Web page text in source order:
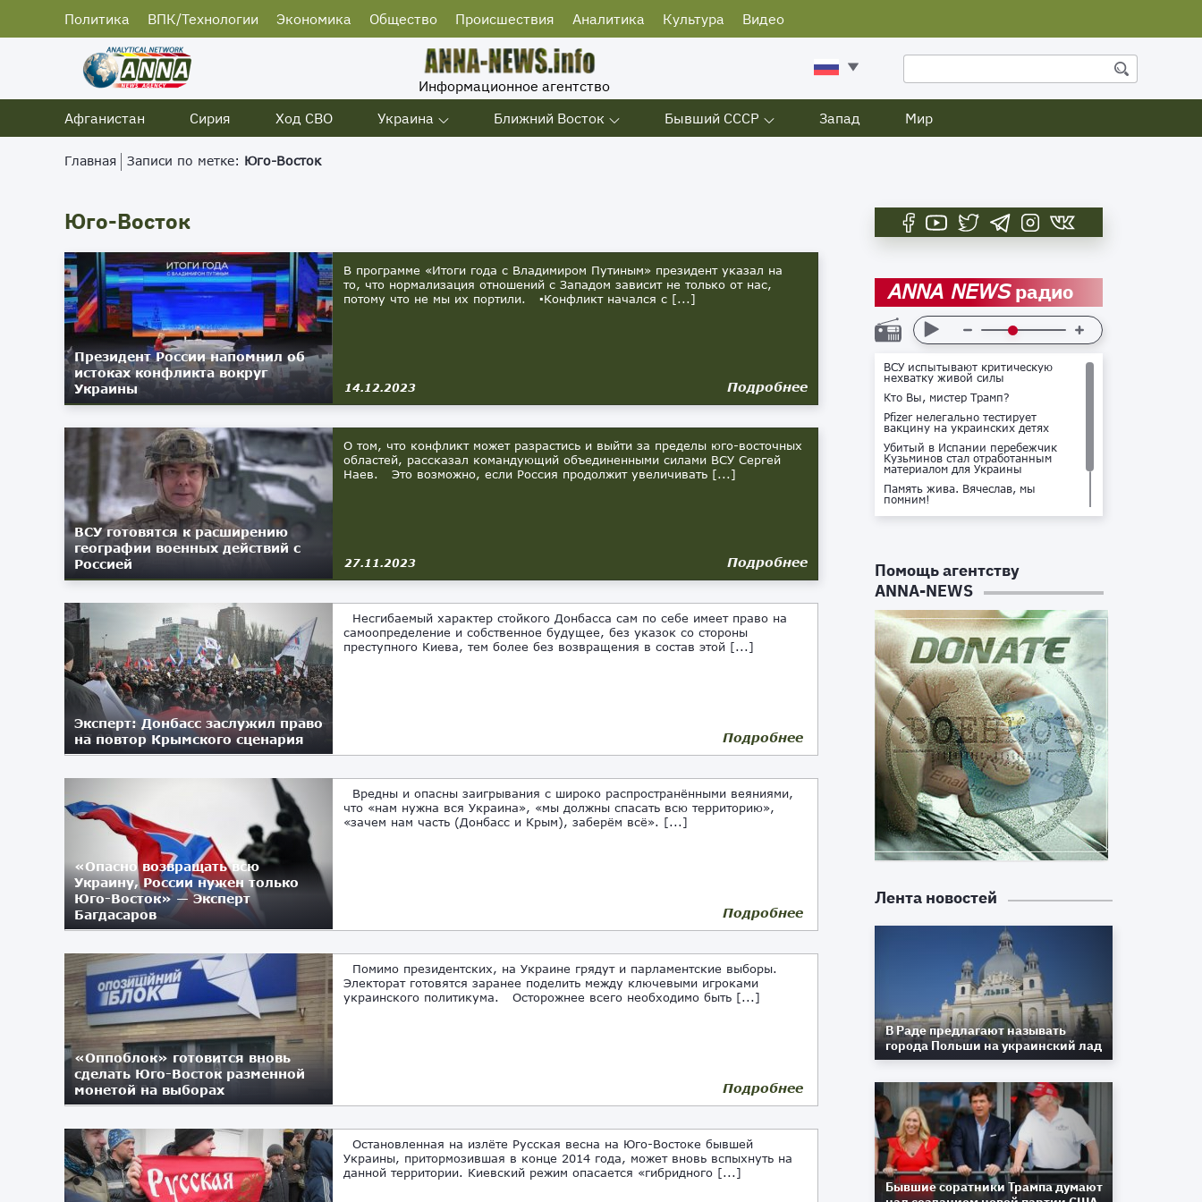
Политика ВПК/Технологии Экономика Общество Происшествия Аналитика Культура Видео
Информационное агентство
Афганистан
Сирия Ход СВО Украина Ближний Восток Бывший СССР Запад Мир
Главная Записи по метке: Юго-Восток
Юго-Восток
Президент России напомнил об
истоках конфликта вокруг
Украины
В программе «Итоги года с Владимиром Путиным» президент указал на
то, что нормализация отношений с Западом зависит не только от нас,
потому что не мы их портили. ▪️Конфликт начался с [...]
14.12.2023 Подробнее
ВСУ готовятся к расширению
географии военных действий с
Россией
О том, что конфликт может разрастись и выйти за пределы юго-восточных
областей, рассказал командующий объединенными силами ВСУ Сергей
Наев. Это возможно, если Россия продолжит увеличивать [...]
27.11.2023 Подробнее
Эксперт: Донбасс заслужил право
на повтор Крымского сценария
Несгибаемый характер стойкого Донбасса сам по себе имеет право на
самоопределение и собственное будущее, без указок со стороны
преступного Киева, тем более без возвращения в состав этой [...]
17.02.2019 Подробнее
«Опасно возвращать всю
Украину, России нужен только
Юго-Восток» — Эксперт
Багдасаров
Вредны и опасны заигрывания с широко распространёнными веяниями,
что «нам нужна вся Украина», «мы должны спасать всю территорию»,
«зачем нам часть (Донбасс и Крым), заберём всё». [...]
09.02.2019 Подробнее
«Оппоблок» готовится вновь
сделать Юго-Восток разменной
монетой на выборах
Помимо президентских, на Украине грядут и парламентские выборы.
Электорат готовятся заранее поделить между ключевыми игроками
украинского политикума. Осторожнее всего необходимо быть [...]
18.11.2018 Подробнее
Остановленная на излёте Русская весна на Юго-Востоке бывшей
Украины, притормозившая в конце 2014 года, может вновь вспыхнуть на
данной территории. Киевский режим опасается «гибридного [...]
ANNA NEWSрадио
ВСУ испытывают критическую
нехватку живой силы
Кто Вы, мистер Трамп?
Pfizer нелегально тестирует
вакцину на украинских детях
Убитый в Испании перебежчик
Кузьминов стал отработанным
материалом для Украины
Память жива. Вячеслав, мы
помним!
Не доставайся ты никому!
Помощь агентству
ANNA-NEWS
Лента новостей
В Раде предлагают называть
города Польши на украинский лад
Бывшие соратники Трампа думают